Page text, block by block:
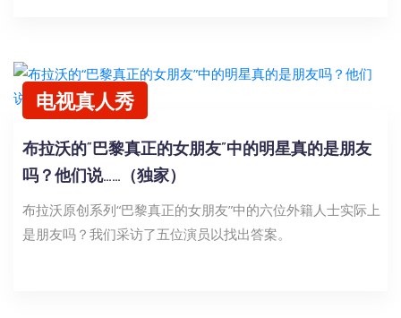
电视真人秀
布拉沃的“巴黎真正的女朋友”中的明星真的是朋友
吗？他们说……（独家）
布拉沃原创系列“巴黎真正的女朋友”中的六位外籍人士实际上
是朋友吗？我们采访了五位演员以找出答案。